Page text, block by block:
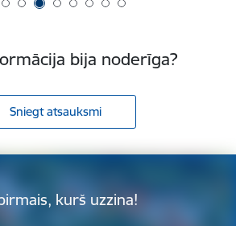
bija noderīga?
Sniegt atsauksmi
kurš uzzina!